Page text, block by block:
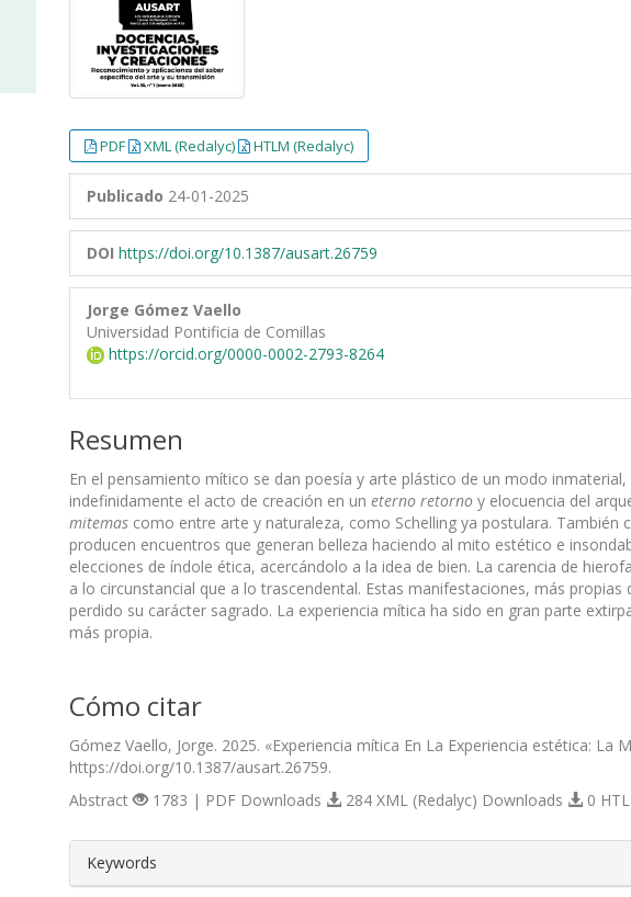
PDF XML (Redalyc) HTLM (Redalyc)
Publicado 24-01-2025
DOI https://doi.org/10.1387/ausart.26759
Jorge Gómez Vaello
Universidad Pontificia de Comillas
https://orcid.org/0000-0002-2793-8264
Resumen
En el pensamiento mítico se dan poesía y arte plástico de un modo
indefinidamente el acto de creación en un eterno retorno y elocuencia del
mitemas como entre arte y naturaleza, como Schelling ya postulara. También
producen encuentros que generan belleza haciendo al mito estético e
elecciones de índole ética, acercándolo a la idea de bien. La carencia de
a lo circunstancial que a lo trascendental. Estas manifestaciones, más
perdido su carácter sagrado. La experiencia mítica ha sido en gran parte
más propia.
Cómo citar
Gómez Vaello, Jorge. 2025. «Experiencia mítica En La Experiencia estética: La
https://doi.org/10.1387/ausart.26759.
Abstract 1783 | PDF Downloads 284 XML (Redalyc) Downloads 0
##plugins.themes.bootstrap3.article.details##
Keywords